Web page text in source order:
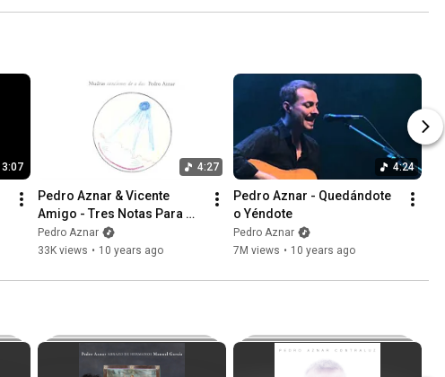
3:07 4:27
Pedro Aznar & Vicente
Amigo - Tres Notas Para
Decir Te Quiero
Pedro Aznar
33K views • 10 years ago
4:24
Pedro Aznar - Quedándote
o Yéndote
Pedro Aznar
7M views • 10 years ago